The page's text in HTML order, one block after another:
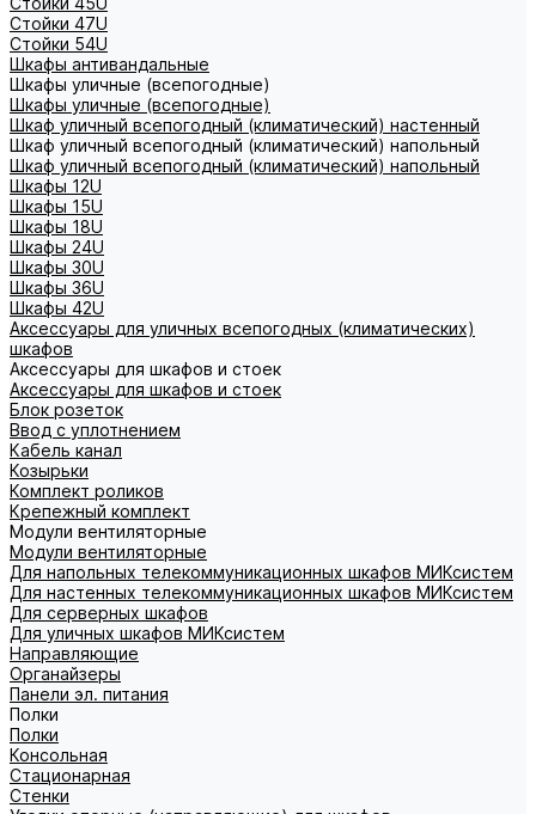
Стойки 47U
Стойки 54U
Шкафы антивандальные
Шкафы уличные (всепогодные)
Шкафы уличные (всепогодные)
Шкаф уличный всепогодный (климатический) настенный
Шкаф уличный всепогодный (климатический) напольный
Шкаф уличный всепогодный (климатический) напольный
Шкафы 12U
Шкафы 15U
Шкафы 18U
Шкафы 24U
Шкафы 30U
Шкафы 36U
Шкафы 42U
Аксессуары для уличных всепогодных (климатических)
шкафов
Аксессуары для шкафов и стоек
Аксессуары для шкафов и стоек
Блок розеток
Ввод с уплотнением
Кабель канал
Козырьки
Комплект роликов
Крепежный комплект
Модули вентиляторные
Модули вентиляторные
Для напольных телекоммуникационных шкафов МИКсистем
Для настенных телекоммуникационных шкафов МИКсистем
Для серверных шкафов
Для уличных шкафов МИКсистем
Направляющие
Органайзеры
Панели эл. питания
Полки
Полки
Консольная
Стационарная
Стенки